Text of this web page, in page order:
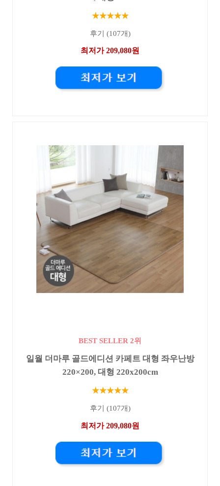
★★★★★
후기 (107개)
최저가 209,080원
BEST SELLER 2위
일월 더마루 골드에디션 카페트 대형 좌우난방
220×200, 대형 220x200cm
★★★★★
후기 (107개)
최저가 209,080원